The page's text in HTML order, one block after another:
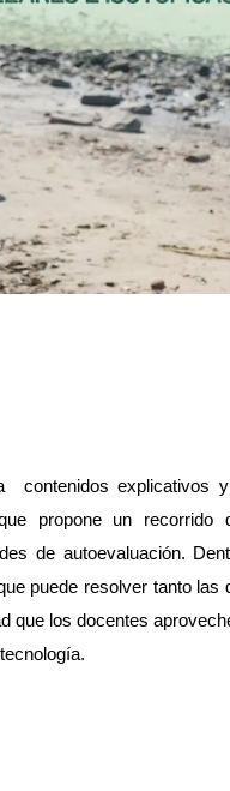
contenidos explicativos
propone un recorrido
de autoevaluación.
puede resolver tanto las
que los docentes